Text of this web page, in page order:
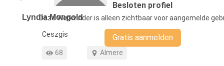
Lyndia Mongold
FunctieCeszgis
Profiel weergaven
68
Werkgebied Almere
Besloten profiel
Deze Werkvinder is alleen zichtbaar voor aangemelde
Gratis aanmelden